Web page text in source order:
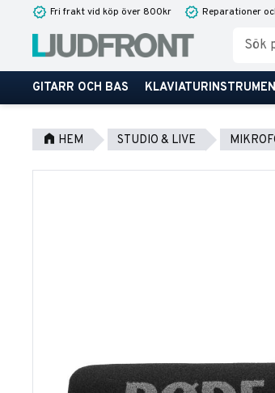
Fri frakt vid köp över 800kr Reparationer
GITARR OCH BAS
HEM STUDIO & LIVE